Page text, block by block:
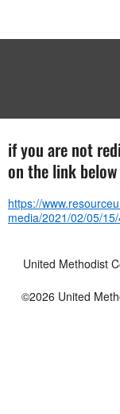
if you are not
on the link below
https://
media/2021/02/05/
United Methodist
©2026 United